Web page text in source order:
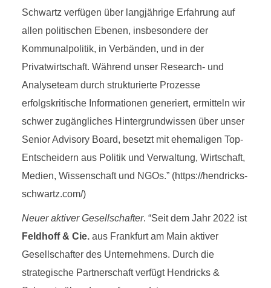
Schwartz verfügen über langjährige Erfahrung auf
allen politischen Ebenen, insbesondere der
Kommunalpolitik, in Verbänden, und in der
Privatwirtschaft. Während unser Research- und
Analyseteam durch strukturierte Prozesse
erfolgskritische Informationen generiert, ermitteln wir
schwer zugängliches Hintergrundwissen über unser
Senior Advisory Board, besetzt mit ehemaligen Top-
Entscheidern aus Politik und Verwaltung, Wirtschaft,
Medien, Wissenschaft und NGOs.” (https://hendricks-
schwartz.com/)
Neuer aktiver Gesellschafter. “Seit dem Jahr 2022 ist
Feldhoff & Cie.aus Frankfurt am Main aktiver
Gesellschafter des Unternehmens. Durch die
strategische Partnerschaft verfügt Hendricks &